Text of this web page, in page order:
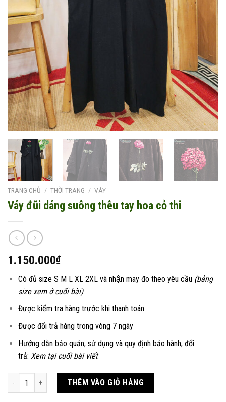
TRANG CHỦ / THỜI TRANG / VÁY
Váy đũi dáng suông thêu tay hoa cỏ thi
1.150.000₫
Có đủ size S M L XL 2XL và nhận may đo theo yêu cầu (bảng
size xem ở cuối bài)
Được kiểm tra hàng trước khi thanh toán
Được đổi trả hàng trong vòng 7 ngày
Hướng dẫn bảo quản, sử dụng và quy định bảo hành, đổi
trả: Xem tại cuối bài viết
Váy đũi dáng suông thêu tay hoa cỏ thi số lượng
THÊM VÀO GIỎ HÀNG